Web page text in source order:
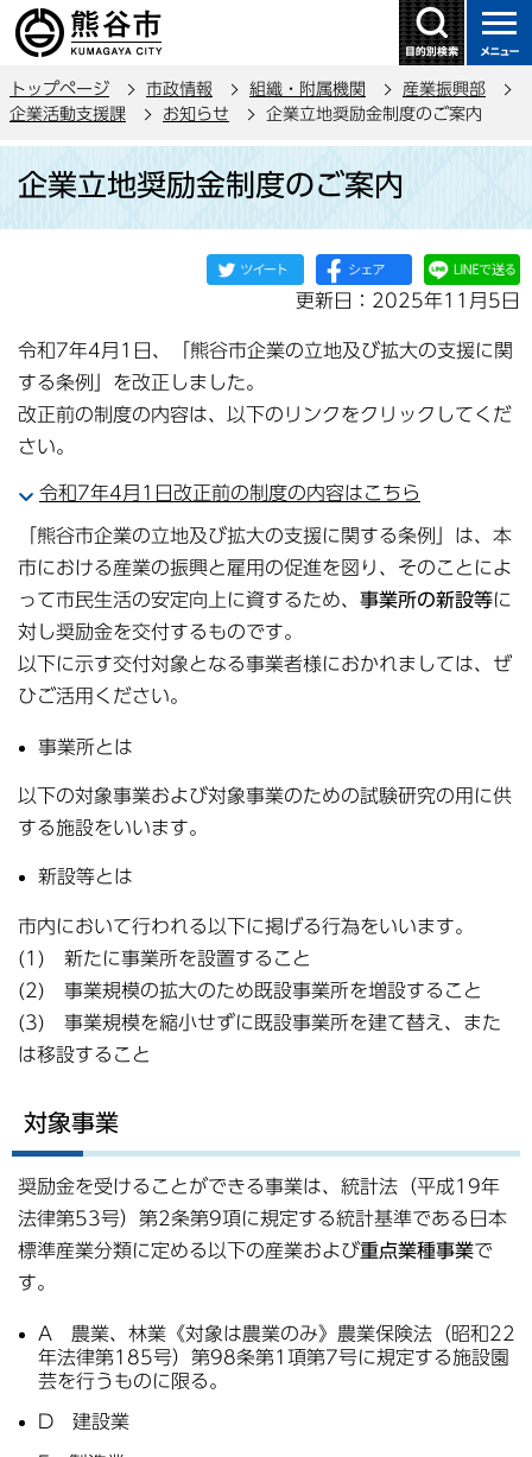
の
ー
トップページ 市政情報 組織・附属機関
産業振興部
企業活動支援課
お知らせ 企業立地奨励金制度のご案内
企業立地奨励金制度のご案内
更新日：2025年11月5日
令和7年4月1日、「熊谷市企業の立地及び拡大の支援に関
する条例」を改正しました。
改正前の制度の内容は、以下のリンクをクリックしてくだ
さい。
令和7年4月1日改正前の制度の内容はこちら
「熊谷市企業の立地及び拡大の支援に関する条例」は、本
市における産業の振興と雇用の促進を図り、そのことによ
って市民生活の安定向上に資するため、 事業所の新設等に
対し奨励金を交付するものです。
以下に示す交付対象となる事業者様におかれましては、ぜ
ひご活用ください。
事業所とは
以下の対象事業および対象事業のための試験研究の用に供
する施設をいいます。
新設等とは
市内において行われる以下に掲げる行為をいいます。
(1) 新たに事業所を設置すること
(2) 事業規模の拡大のため既設事業所を増設すること
(3) 事業規模を縮小せずに既設事業所を建て替え、また
は移設すること
対象事業
奨励金を受けることができる事業は、統計法（平成19年
法律第53号）第2条第9項に規定する統計基準である日本
標準産業分類に定める以下の産業および重点業種事業で
す。
A 農業、林業《対象は農業のみ》農業保険法（昭和22
年法律第185号）第98条第1項第7号に規定する施設園
芸を行うものに限る。
D 建設業